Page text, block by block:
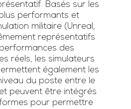
Basés sur les
performants et
militaire (Unreal,
représentatifs
des
réels, les simulateurs
également les
du poste entre le
peuvent être intégrés
pour permettre